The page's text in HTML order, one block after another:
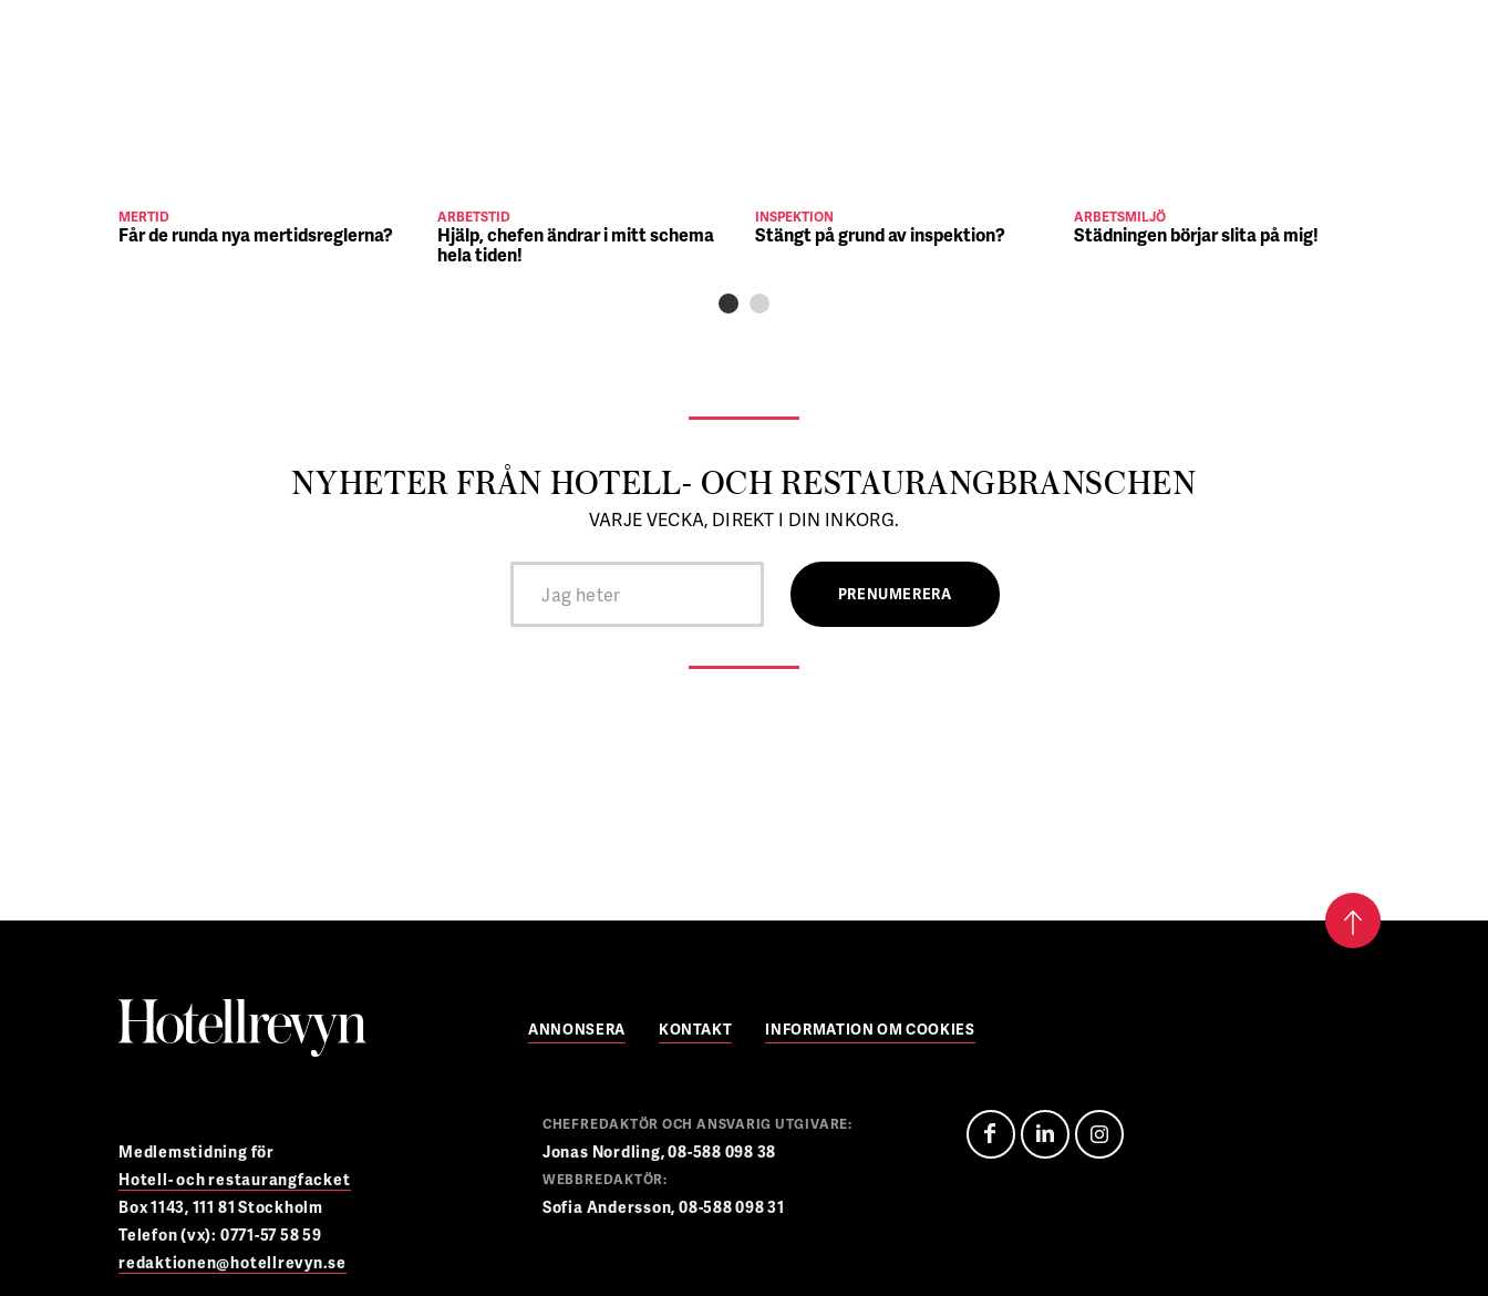
MERTID
Får de runda nya mertidsreglerna?
ARBETSTID
Hjälp, chefen ändrar i mitt schema
hela tiden!
INSPEKTION
Stängt på grund av inspektion?
ARBETSMILJÖ
Städningen börjar slita på mig!
NYHETER FRÅN HOTELL- OCH RESTAURANGBRANSCHEN
VARJE VECKA, DIREKT I DIN INKORG.
ANNONSERA KONTAKT INFORMATION OM COOKIES
Medlemstidning för
Hotell- och restaurangfacket
Box 1143, 111 81 Stockholm
Telefon (vx): 0771-57 58 59
redaktionen@hotellrevyn.se
CHEFREDAKTÖR OCH ANSVARIG UTGIVARE:
Jonas Nordling, 08-588 098 38
WEBBREDAKTÖR:
Sofia Andersson, 08-588 098 31